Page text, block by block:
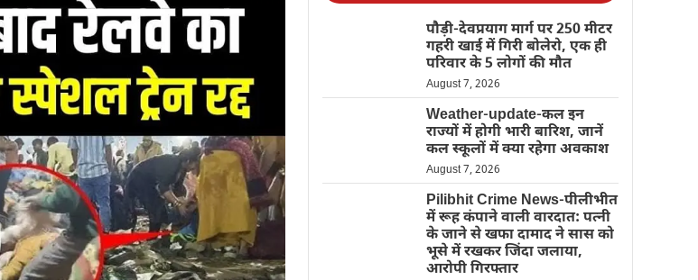
पौड़ी-देवप्रयाग मार्ग पर 250 मीटर
गहरी खाई में गिरी बोलेरो, एक ही
परिवार के 5 लोगों की मौत
August 7, 2026
Weather-update-कल इन
राज्यों में होगी भारी बारिश, जानें
कल स्कूलों में क्या रहेगा अवकाश
August 7, 2026
Pilibhit Crime News-पीलीभीत
में रूह कंपाने वाली वारदात: पत्नी
के जाने से खफा दामाद ने सास को
भूसे में रखकर जिंदा जलाया,
आरोपी गिरफ्तार